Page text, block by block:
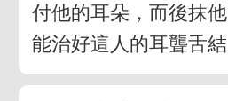
付他的耳朵，而後抹
能治好這人的耳聾舌結